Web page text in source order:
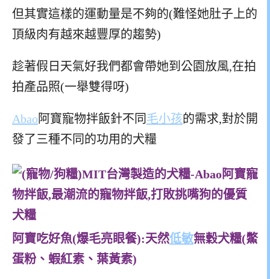
但其實這樣的運動量是不夠的(難怪她肚子上的
頂級肉有越來越豐厚的趨勢)
趁著假日天氣好我們都會帶她到公園放風,在拍
拍產品照(一舉雙得呀)
Abao阿寶寵物拌飯針不同 毛小孩的需求,對於開
發了三種不同的功用的犬糧
阿寶吃好魚(爆毛亮眼餐):天然低敏無穀犬糧(鱉
蛋粉、蝦紅素、葉黃素)